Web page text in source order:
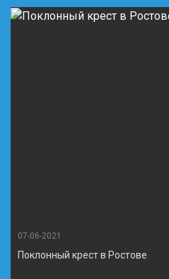
07-06-2021
Поклонный крест в Ростове